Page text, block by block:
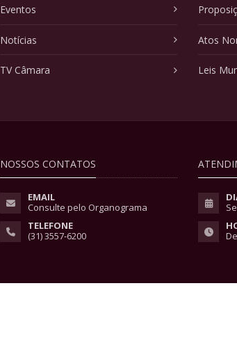
Eventos
Notícias
TV Câmara
Atos
Leis
NOSSOS CONTATOS
EMAIL
Consulte pelo Organograma
TELEFONE
(31) 3557-6200